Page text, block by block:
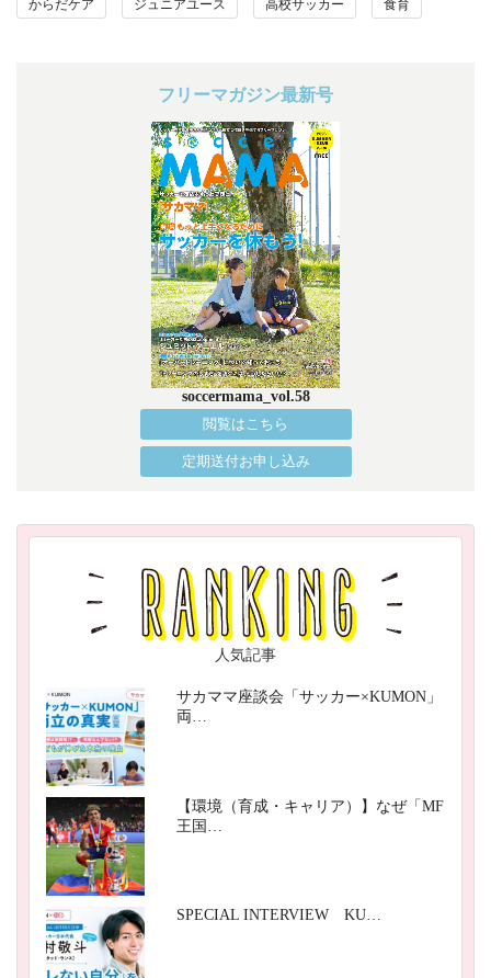
からだケア ジュニアユース 高校サッカー 食育
フリーマガジン最新号
soccermama_vol.58
閲覧はこちら
定期送付お申し込み
人気記事
サカママ座談会「サッカー×KUMON」
両…
【環境（育成・キャリア）】なぜ「MF
王国…
SPECIAL INTERVIEW KU…